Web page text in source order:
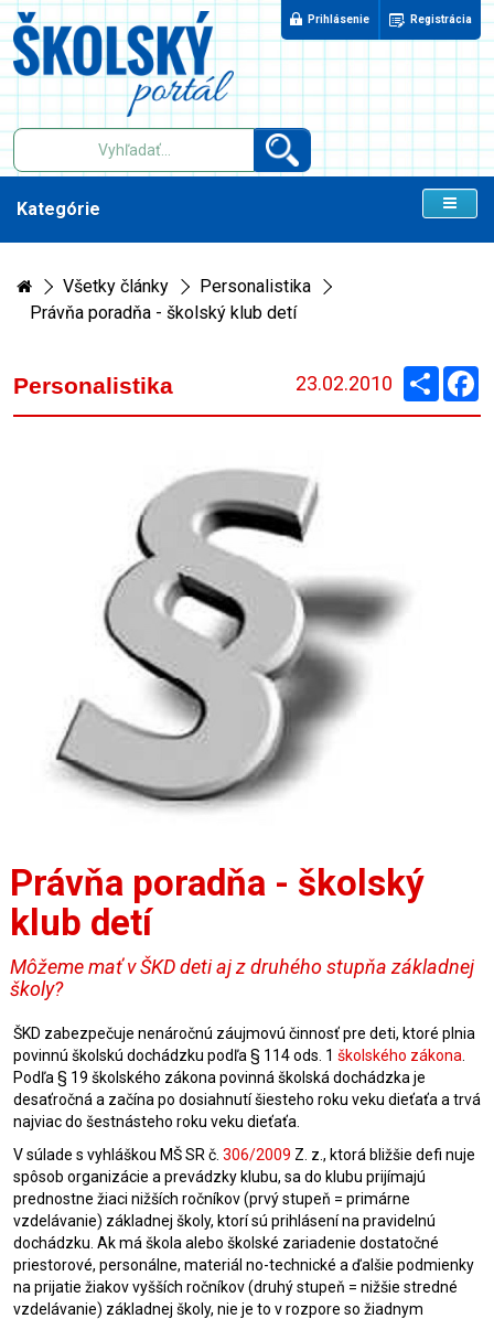
Prihlásenie Registrácia
Kategórie
Všetky články
Personalistika
Právňa poradňa - školský klub detí
Personalistika 23.02.2010 Zdieľaj
Právňa poradňa - školský
klub detí
Môžeme mať v ŠKD deti aj z druhého stupňa základnej
školy?
ŠKD zabezpečuje nenáročnú záujmovú činnosť pre deti, ktoré plnia
povinnú školskú dochádzku podľa § 114 ods. 1 školského zákona
Podľa § 19 školského zákona povinná školská dochádzka je
desaťročná a začína po dosiahnutí šiesteho roku veku dieťaťa a trvá
najviac do šestnásteho roku veku dieťaťa.
V súlade s vyhláškou MŠ SR č. 306/2009 Z. z., ktorá bližšie defi nuje
spôsob organizácie a prevádzky klubu, sa do klubu prijímajú
prednostne žiaci nižších ročníkov (prvý stupeň = primárne
vzdelávanie) základnej školy, ktorí sú prihlásení na pravidelnú
dochádzku. Ak má škola alebo školské zariadenie dostatočné
priestorové, personálne, materiál no-technické a ďalšie podmienky
na prijatie žiakov vyšších ročníkov (druhý stupeň = nižšie stredné
vzdelávanie) základnej školy, nie je to v rozpore so žiadnym